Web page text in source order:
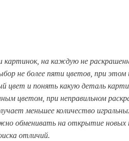
картинок, на каждую не
не более пяти цветов, при этом
цвет и понять какую деталь
цветом, при неправильном
меньшее количество
обменивать на открытие новых
отличий.